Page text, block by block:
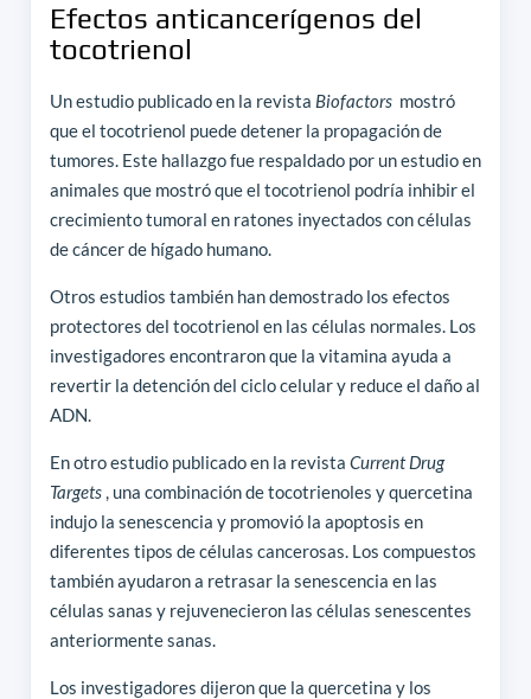
Efectos anticancerígenos del
tocotrienol
Un estudio publicado en la revista Biofactorsmostró
que el tocotrienol puede detener la propagación de
tumores. Este hallazgo fue respaldado por un estudio en
animales que mostró que el tocotrienol podría inhibir el
crecimiento tumoral en ratones inyectados con células
de cáncer de hígado humano.
Otros estudios también han demostrado los efectos
protectores del tocotrienol en las células normales. Los
investigadores encontraron que la vitamina ayuda a
revertir la detención del ciclo celular y reduce el daño al
ADN.
En otro estudio publicado en la revista Current Drug
Targets, una combinación de tocotrienoles y quercetina
indujo la senescencia y promovió la apoptosis en
diferentes tipos de células cancerosas. Los compuestos
también ayudaron a retrasar la senescencia en las
células sanas y rejuvenecieron las células senescentes
anteriormente sanas.
Los investigadores dijeron que la quercetina y los